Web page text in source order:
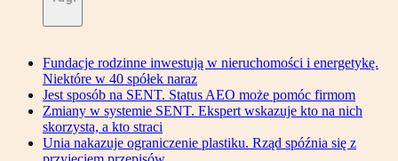
Fundacje rodzinne inwestują w nieruchomości i energetykę.
Niektóre w 40 spółek naraz
Jest sposób na SENT. Status AEO może pomóc firmom
Zmiany w systemie SENT. Ekspert wskazuje kto na nich
skorzysta, a kto straci
Unia nakazuje ograniczenie plastiku. Rząd spóźnia się z